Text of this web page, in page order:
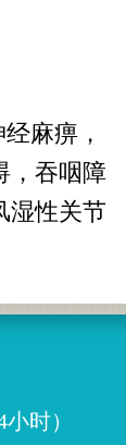
麻痹，
，吞咽障
湿性关节
时）